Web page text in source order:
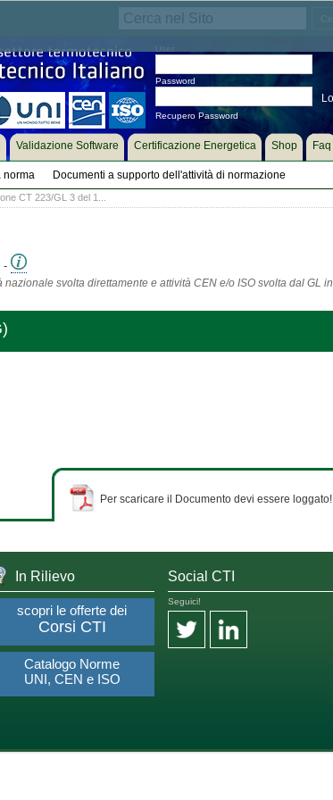
Password
Recupero Password
norma Documenti a supporto dell'attività di normazione
Validazione Software Certificazione Energetica Shop Faq
CT 223/GL 3 del 1...
-
svolta direttamente e attività CEN e/o ISO svolta dal GL in
Per scaricare il Documento devi essere loggato!
In Rilievo
scopri le offerte dei
Corsi CTI
Catalogo Norme
UNI, CEN e ISO
Social CTI
Seguici!